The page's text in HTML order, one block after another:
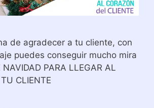
de agradecer a tu cliente, con
puedes conseguir mucho mira
NAVIDAD PARA LLEGAR AL
CLIENTE